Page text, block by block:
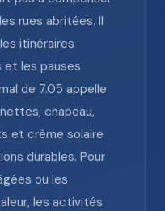
rues abritées. Il
itinéraires
et les pauses
de 7.05 appelle
chapeau,
et crème solaire
durables. Pour
ou les
les activités